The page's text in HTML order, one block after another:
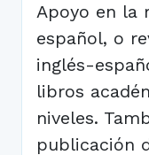
Apoyo en la
español, o
inglés-
libros
niveles.
publicación